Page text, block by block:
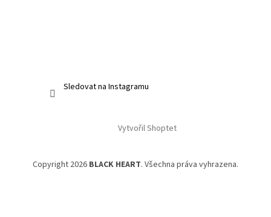
Sledovat na Instagramu
Vytvořil Shoptet
Copyright 2026 BLACK HEART. Všechna práva vyhrazena.